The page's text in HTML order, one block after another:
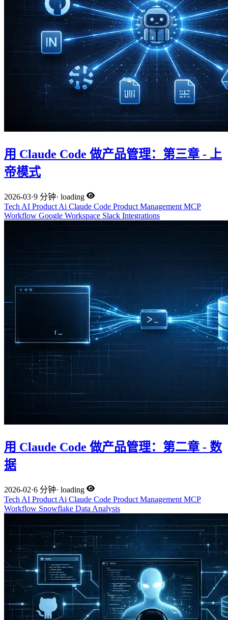
用 Claude Code 做产品管理：第三章 - 上
帝模式
2026-03·9 分钟· loading
Tech AI Product Ai Claude Code Product Management MCP
Workflow Google Workspace Slack Integrations
用 Claude Code 做产品管理：第二章 - 数
据
2026-02·6 分钟· loading
Tech AI Product Ai Claude Code Product Management MCP
Workflow Snowflake Data Analysis